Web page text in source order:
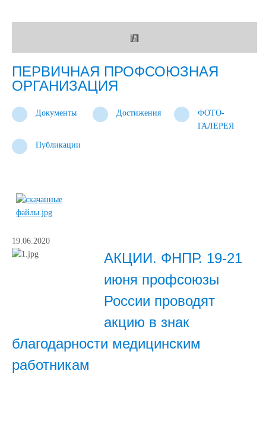
ч
о
ы
л
ПЕРВИЧНАЯ ПРОФСОЮЗНАЯ
ОРГАНИЗАЦИЯ
Документы Достижения
ФОТО-
ГАЛЕРЕЯ
Публикации
19.06.2020
АКЦИИ. ФНПР. 19-21
июня профсоюзы
России проводят
акцию в знак
благодарности медицинским
работникам